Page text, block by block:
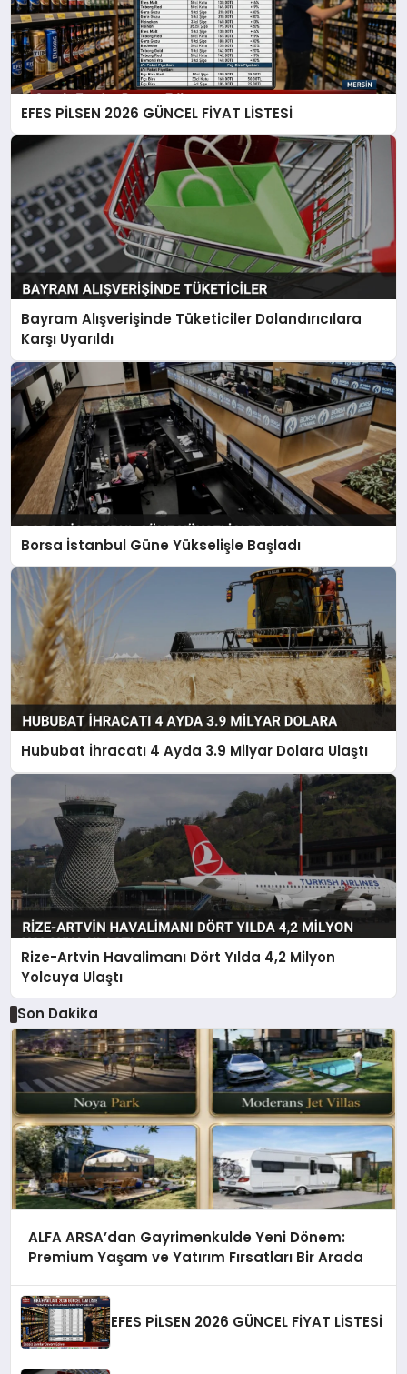
EFES PİLSEN 2026 GÜNCEL FİYAT LİSTESİ
Bayram Alışverişinde Tüketiciler Dolandırıcılara
Karşı Uyarıldı
Borsa İstanbul Güne Yükselişle Başladı
Hububat İhracatı 4 Ayda 3.9 Milyar Dolara Ulaştı
Rize-Artvin Havalimanı Dört Yılda 4,2 Milyon
Yolcuya Ulaştı
Son Dakika
ALFA ARSA’dan Gayrimenkulde Yeni Dönem:
Premium Yaşam ve Yatırım Fırsatları Bir Arada
EFES PİLSEN 2026 GÜNCEL FİYAT LİSTESİ